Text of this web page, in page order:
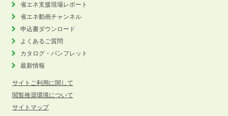
省エネ支援現場レポート
省エネ動画チャンネル
申込書ダウンロード
よくあるご質問
カタログ・パンフレット
最新情報
サイトご利用に関して
閲覧推奨環境について
サイトマップ